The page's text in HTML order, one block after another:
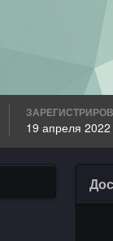
19 апреля 2022